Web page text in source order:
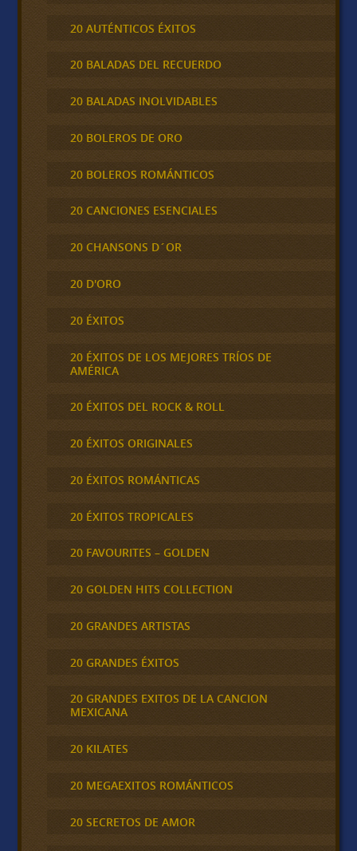
20 AUTÉNTICOS ÉXITOS
20 BALADAS DEL RECUERDO
20 BALADAS INOLVIDABLES
20 BOLEROS DE ORO
20 BOLEROS ROMÁNTICOS
20 CANCIONES ESENCIALES
20 CHANSONS D´OR
20 D'ORO
20 ÉXITOS
20 ÉXITOS DE LOS MEJORES TRÍOS DE
AMÉRICA
20 ÉXITOS DEL ROCK & ROLL
20 ÉXITOS ORIGINALES
20 ÉXITOS ROMÁNTICAS
20 ÉXITOS TROPICALES
20 FAVOURITES – GOLDEN
20 GOLDEN HITS COLLECTION
20 GRANDES ARTISTAS
20 GRANDES ÉXITOS
20 GRANDES EXITOS DE LA CANCION
MEXICANA
20 KILATES
20 MEGAEXITOS ROMÁNTICOS
20 SECRETOS DE AMOR